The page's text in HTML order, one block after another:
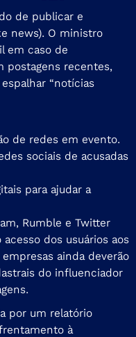
de publicar e
news). O ministro
em caso de
postagens recentes,
“notícias
de redes em evento.
sociais de acusadas
para ajudar a
Rumble e Twitter
dos usuários aos
ainda deverão
do influenciador
por um relatório
à